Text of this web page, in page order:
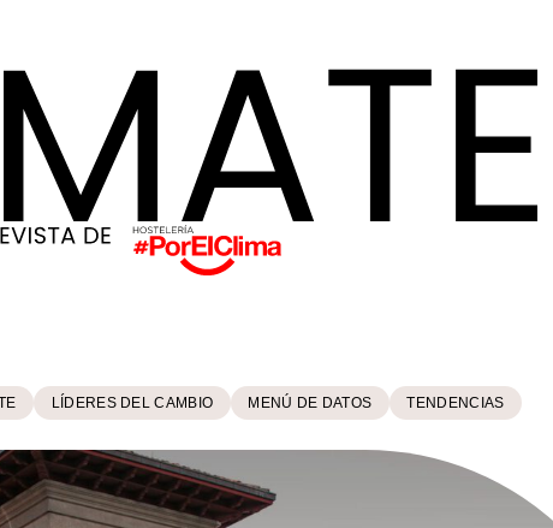
LÍDERES DEL CAMBIO MENÚ DE DATOS TENDENCIAS